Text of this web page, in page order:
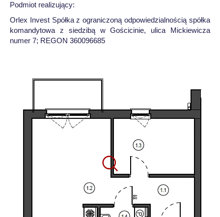
Podmiot realizujący:
Orlex Invest Spółka z ograniczoną odpowiedzialnością spółka
komandytowa z siedzibą w Gościcinie, ulica Mickiewicza
numer 7; REGON 360096685